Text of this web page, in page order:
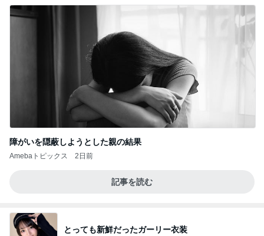
障がいを隠蔽しようとした親の結果
Amebaトピックス 2日前
記事を読む
とっても新鮮だったガーリー衣装